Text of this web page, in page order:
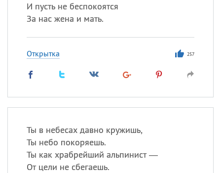
И пусть не беспокоятся
За нас жена и мать.
Открытка 257
Ты в небесах давно кружишь,
Ты небо покоряешь.
Ты как храбрейший альпинист —
От цели не сбегаешь.